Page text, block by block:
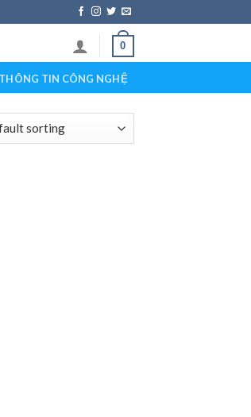
0
THÔNG TIN CÔNG NGHỆ